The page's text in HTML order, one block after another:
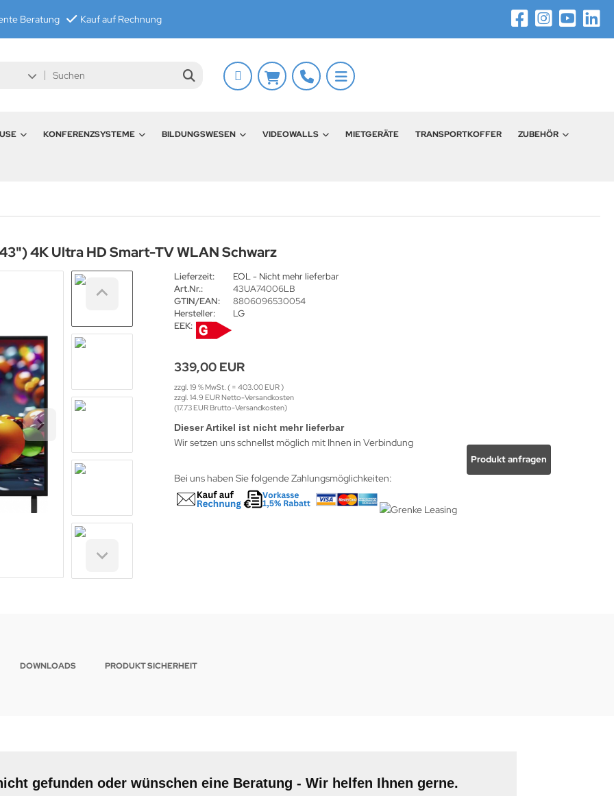
Beratung Kauf auf Rechnung
KONFERENZSYSTEME BILDUNGSWESEN VIDEOWALLS MIETGERÄTE TRANSPORTKOFFER ZUBEHÖR
4K Ultra HD Smart-TV WLAN Schwarz
Lieferzeit:
EOL - Nicht mehr lieferbar
Art.Nr.:
43UA74006LB
GTIN/EAN:
8806096530054
Hersteller:
LG
EEK:
339,00 EUR
zzgl. 19 % MwSt. ( = 403.00 EUR )
zzgl. 14.9 EUR Netto-Versandkosten
(17.73 EUR Brutto-Versandkosten)
Dieser Artikel ist nicht mehr lieferbar
Produkt anfragen
Wir setzen uns schnellst möglich mit Ihnen in Verbindung
Bei uns haben Sie folgende Zahlungsmöglichkeiten:
DOWNLOADS PRODUKT SICHERHEIT
gefunden oder wünschen eine Beratung - Wir helfen Ihnen gerne.